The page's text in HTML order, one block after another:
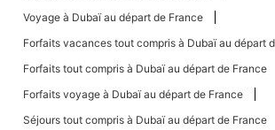
Voyage à Dubaï au départ de France
Forfaits vacances tout compris à Dubaï au départ
Forfaits tout compris à Dubaï au départ de France
Forfaits voyage à Dubaï au départ de France
Séjours tout compris à Dubaï au départ de France